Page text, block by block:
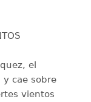
el
cae sobre
vientos